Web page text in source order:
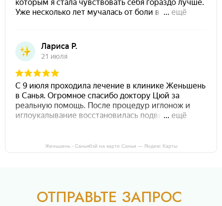
Женьшень - Саньябэй на карте Саньи — Яндекс Карты
ОТПРАВЬТЕ ЗАПРОС